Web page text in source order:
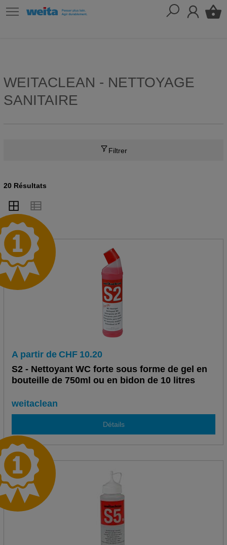
WEITACLEAN - NETTOYAGE
SANITAIRE
Filtrer
20 Résultats
A partir de CHF 10.20
S2 - Nettoyant WC forte sous forme de gel en
bouteille de 750ml ou en bidon de 10 litres
weitaclean
Détails